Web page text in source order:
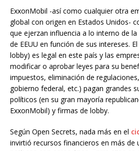
ExxonMobil -así como cualquier otra
global con origen en Estados Unidos-
que ejerzan influencia a lo interno de
de EEUU en función de sus intereses.
lobby) es legal en este país y las
modificar o aprobar leyes para su
impuestos, eliminación de
gobierno federal, etc.) pagan grandes
políticos (en su gran mayoría
ExxonMobil) y firmas de lobby.
Según Open Secrets, nada más en el
invirtió recursos financieros en más de